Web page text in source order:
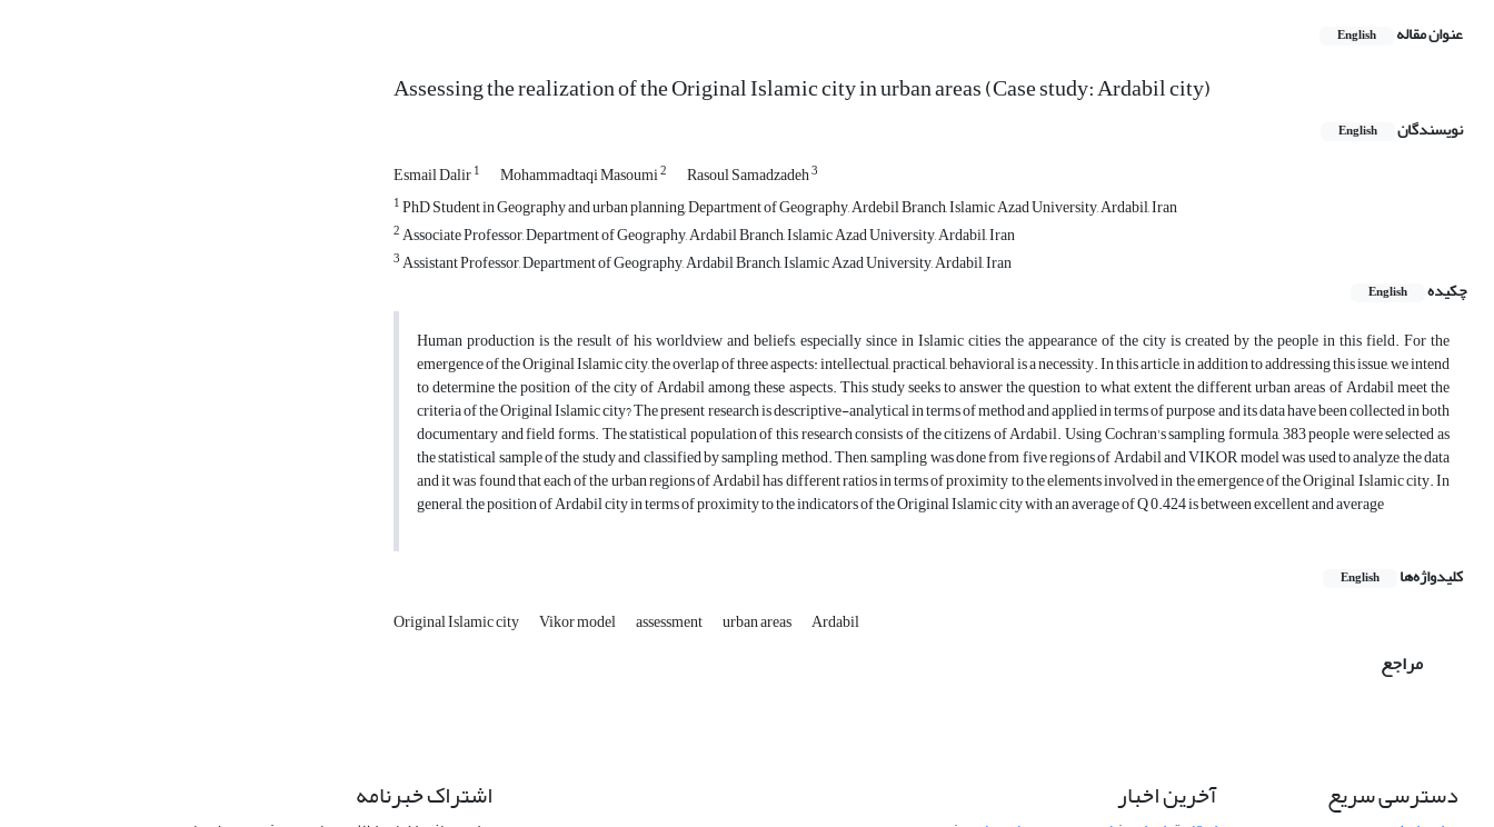
عنوان مقاله English
Assessing the realization of the Original Islamic city in urban areas (Case study: Ardabil city)
نویسندگان English
Esmail Dalir1 Mohammadtaqi Masoumi2 Rasoul Samadzadeh3
1PhD Student in Geography and urban planning, Department of Geography, Ardebil Branch, Islamic Azad University, Ardabil, Iran
2Associate Professor, Department of Geography, Ardabil Branch, Islamic Azad University, Ardabil, Iran
3Assistant Professor, Department of Geography, Ardabil Branch, Islamic Azad University, Ardabil, Iran
چکیده
English
Human production is the result of his worldview and beliefs, especially since in Islamic cities the appearance of the city is created by the people in this field. For the
emergence of the Original Islamic city, the overlap of three aspects: intellectual, practical, behavioral is a necessity. In this article, in addition to addressing this issue, we intend
to determine the position of the city of Ardabil among these aspects. This study seeks to answer the question to what extent the different urban areas of Ardabil meet the
criteria of the Original Islamic city? The present research is descriptive-analytical in terms of method and applied in terms of purpose and its data have been collected in both
documentary and field forms. The statistical population of this research consists of the citizens of Ardabil. Using Cochran's sampling formula, 383 people were selected as
the statistical sample of the study and classified by sampling method. Then, sampling was done from five regions of Ardabil and VIKOR model was used to analyze the data
and it was found that each of the urban regions of Ardabil has different ratios in terms of proximity to the elements involved in the emergence of the Original Islamic city. In
general, the position of Ardabil city in terms of proximity to the indicators of the Original Islamic city with an average of Q 0.424 is between excellent and average
کلیدواژه‌ها English
Original Islamic city Vikor model assessment urban areas Ardabil
مراجع
دسترسی سریع آخرین اخبار اشتراک خبرنامه